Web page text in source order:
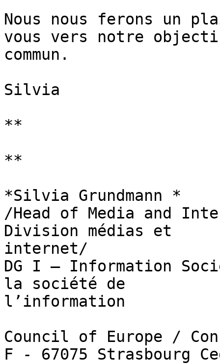
Nous nous ferons un
vous vers notre
commun.
Silvia
**
**
*Silvia Grundmann *
/Head of Media and
Division médias et
internet/
DG I – Information
la société de
l’information
Council of Europe /
F - 67075 Strasbourg